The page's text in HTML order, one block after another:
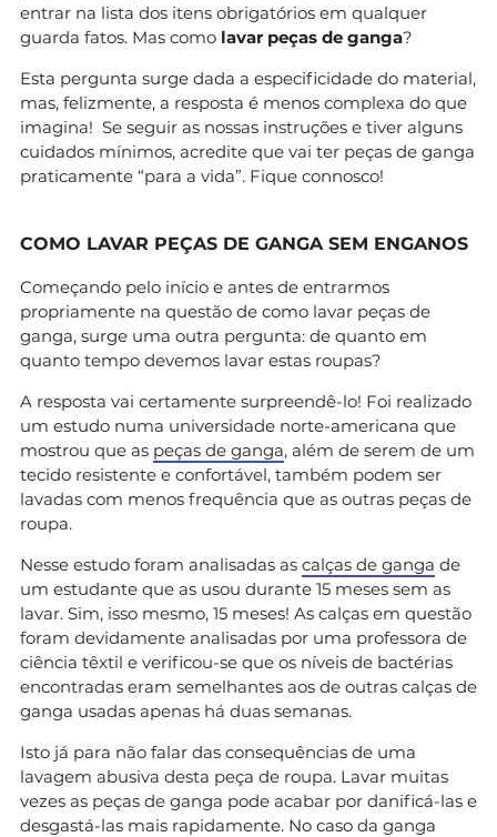
entrar na lista dos itens obrigatórios em qualquer
guarda fatos. Mas como lavar peças de ganga?
Esta pergunta surge dada a especificidade do material,
mas, felizmente, a resposta é menos complexa do que
imagina! Se seguir as nossas instruções e tiver alguns
cuidados mínimos, acredite que vai ter peças de ganga
praticamente “para a vida”. Fique connosco!
COMO LAVAR PEÇAS DE GANGA SEM ENGANOS
Começando pelo início e antes de entrarmos
propriamente na questão de como lavar peças de
ganga, surge uma outra pergunta: de quanto em
quanto tempo devemos lavar estas roupas?
A resposta vai certamente surpreendê-lo! Foi realizado
um estudo numa universidade norte-americana que
mostrou que as peças de ganga, além de serem de um
tecido resistente e confortável, também podem ser
lavadas com menos frequência que as outras peças de
roupa.
Nesse estudo foram analisadas as calças de ganga de
um estudante que as usou durante 15 meses sem as
lavar. Sim, isso mesmo, 15 meses! As calças em questão
foram devidamente analisadas por uma professora de
ciência têxtil e verificou-se que os níveis de bactérias
encontradas eram semelhantes aos de outras calças de
ganga usadas apenas há duas semanas.
Isto já para não falar das consequências de uma
lavagem abusiva desta peça de roupa. Lavar muitas
vezes as peças de ganga pode acabar por danificá-las e
desgastá-las mais rapidamente. No caso da ganga